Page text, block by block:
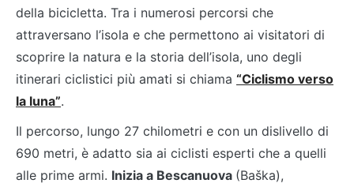
della bicicletta. Tra i numerosi percorsi che
attraversano l’isola e che permettono ai visitatori di
scoprire la natura e la storia dell’isola, uno degli
itinerari ciclistici più amati si chiama “Ciclismo verso
la luna”.
Il percorso, lungo 27 chilometri e con un dislivello di
690 metri, è adatto sia ai ciclisti esperti che a quelli
alle prime armi. Inizia a Bescanuova (Baška),